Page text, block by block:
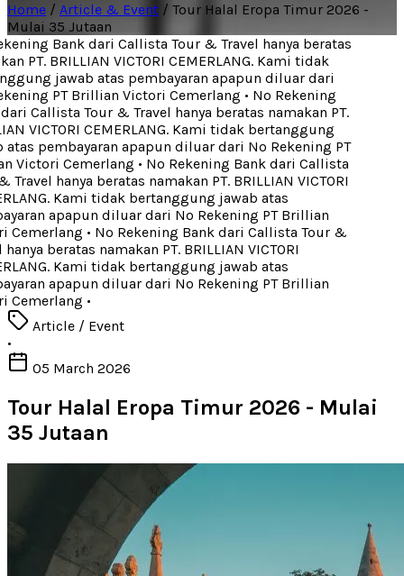
Home / Article & Event / Tour Halal Eropa Timur 2026 -
Mulai 35 Jutaan
Bank dari Callista Tour & Travel hanya beratas
PT. BRILLIAN VICTORI CEMERLANG. Kami tidak
jawab atas pembayaran apapun diluar dari
PT Brillian Victori Cemerlang• No Rekening
Callista Tour & Travel hanya beratas namakan PT.
VICTORI CEMERLANG. Kami tidak bertanggung
pembayaran apapun diluar dari No Rekening PT
Victori Cemerlang• No Rekening Bank dari Callista
hanya beratas namakan PT. BRILLIAN VICTORI
Kami tidak bertanggung jawab atas
apapun diluar dari No Rekening PT Brillian
• No Rekening Bank dari Callista Tour &
beratas namakan PT. BRILLIAN VICTORI
Kami tidak bertanggung jawab atas
apapun diluar dari No Rekening PT Brillian
•
Article / Event
•
05 March 2026
Tour Halal Eropa Timur 2026 - Mulai
35 Jutaan